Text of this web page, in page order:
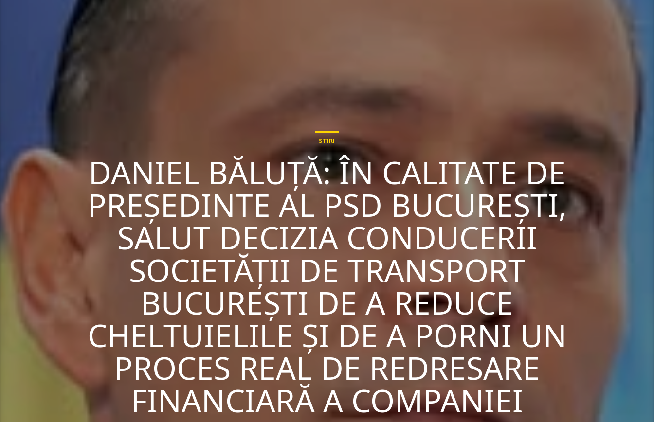
STIRI
DANIEL BĂLUȚĂ: ÎN CALITATE DE
PREȘEDINTE AL PSD BUCUREȘTI,
SALUT DECIZIA CONDUCERII
SOCIETĂȚII DE TRANSPORT
BUCUREȘTI DE A REDUCE
CHELTUIELILE ȘI DE A PORNI UN
PROCES REAL DE REDRESARE
FINANCIARĂ A COMPANIEI